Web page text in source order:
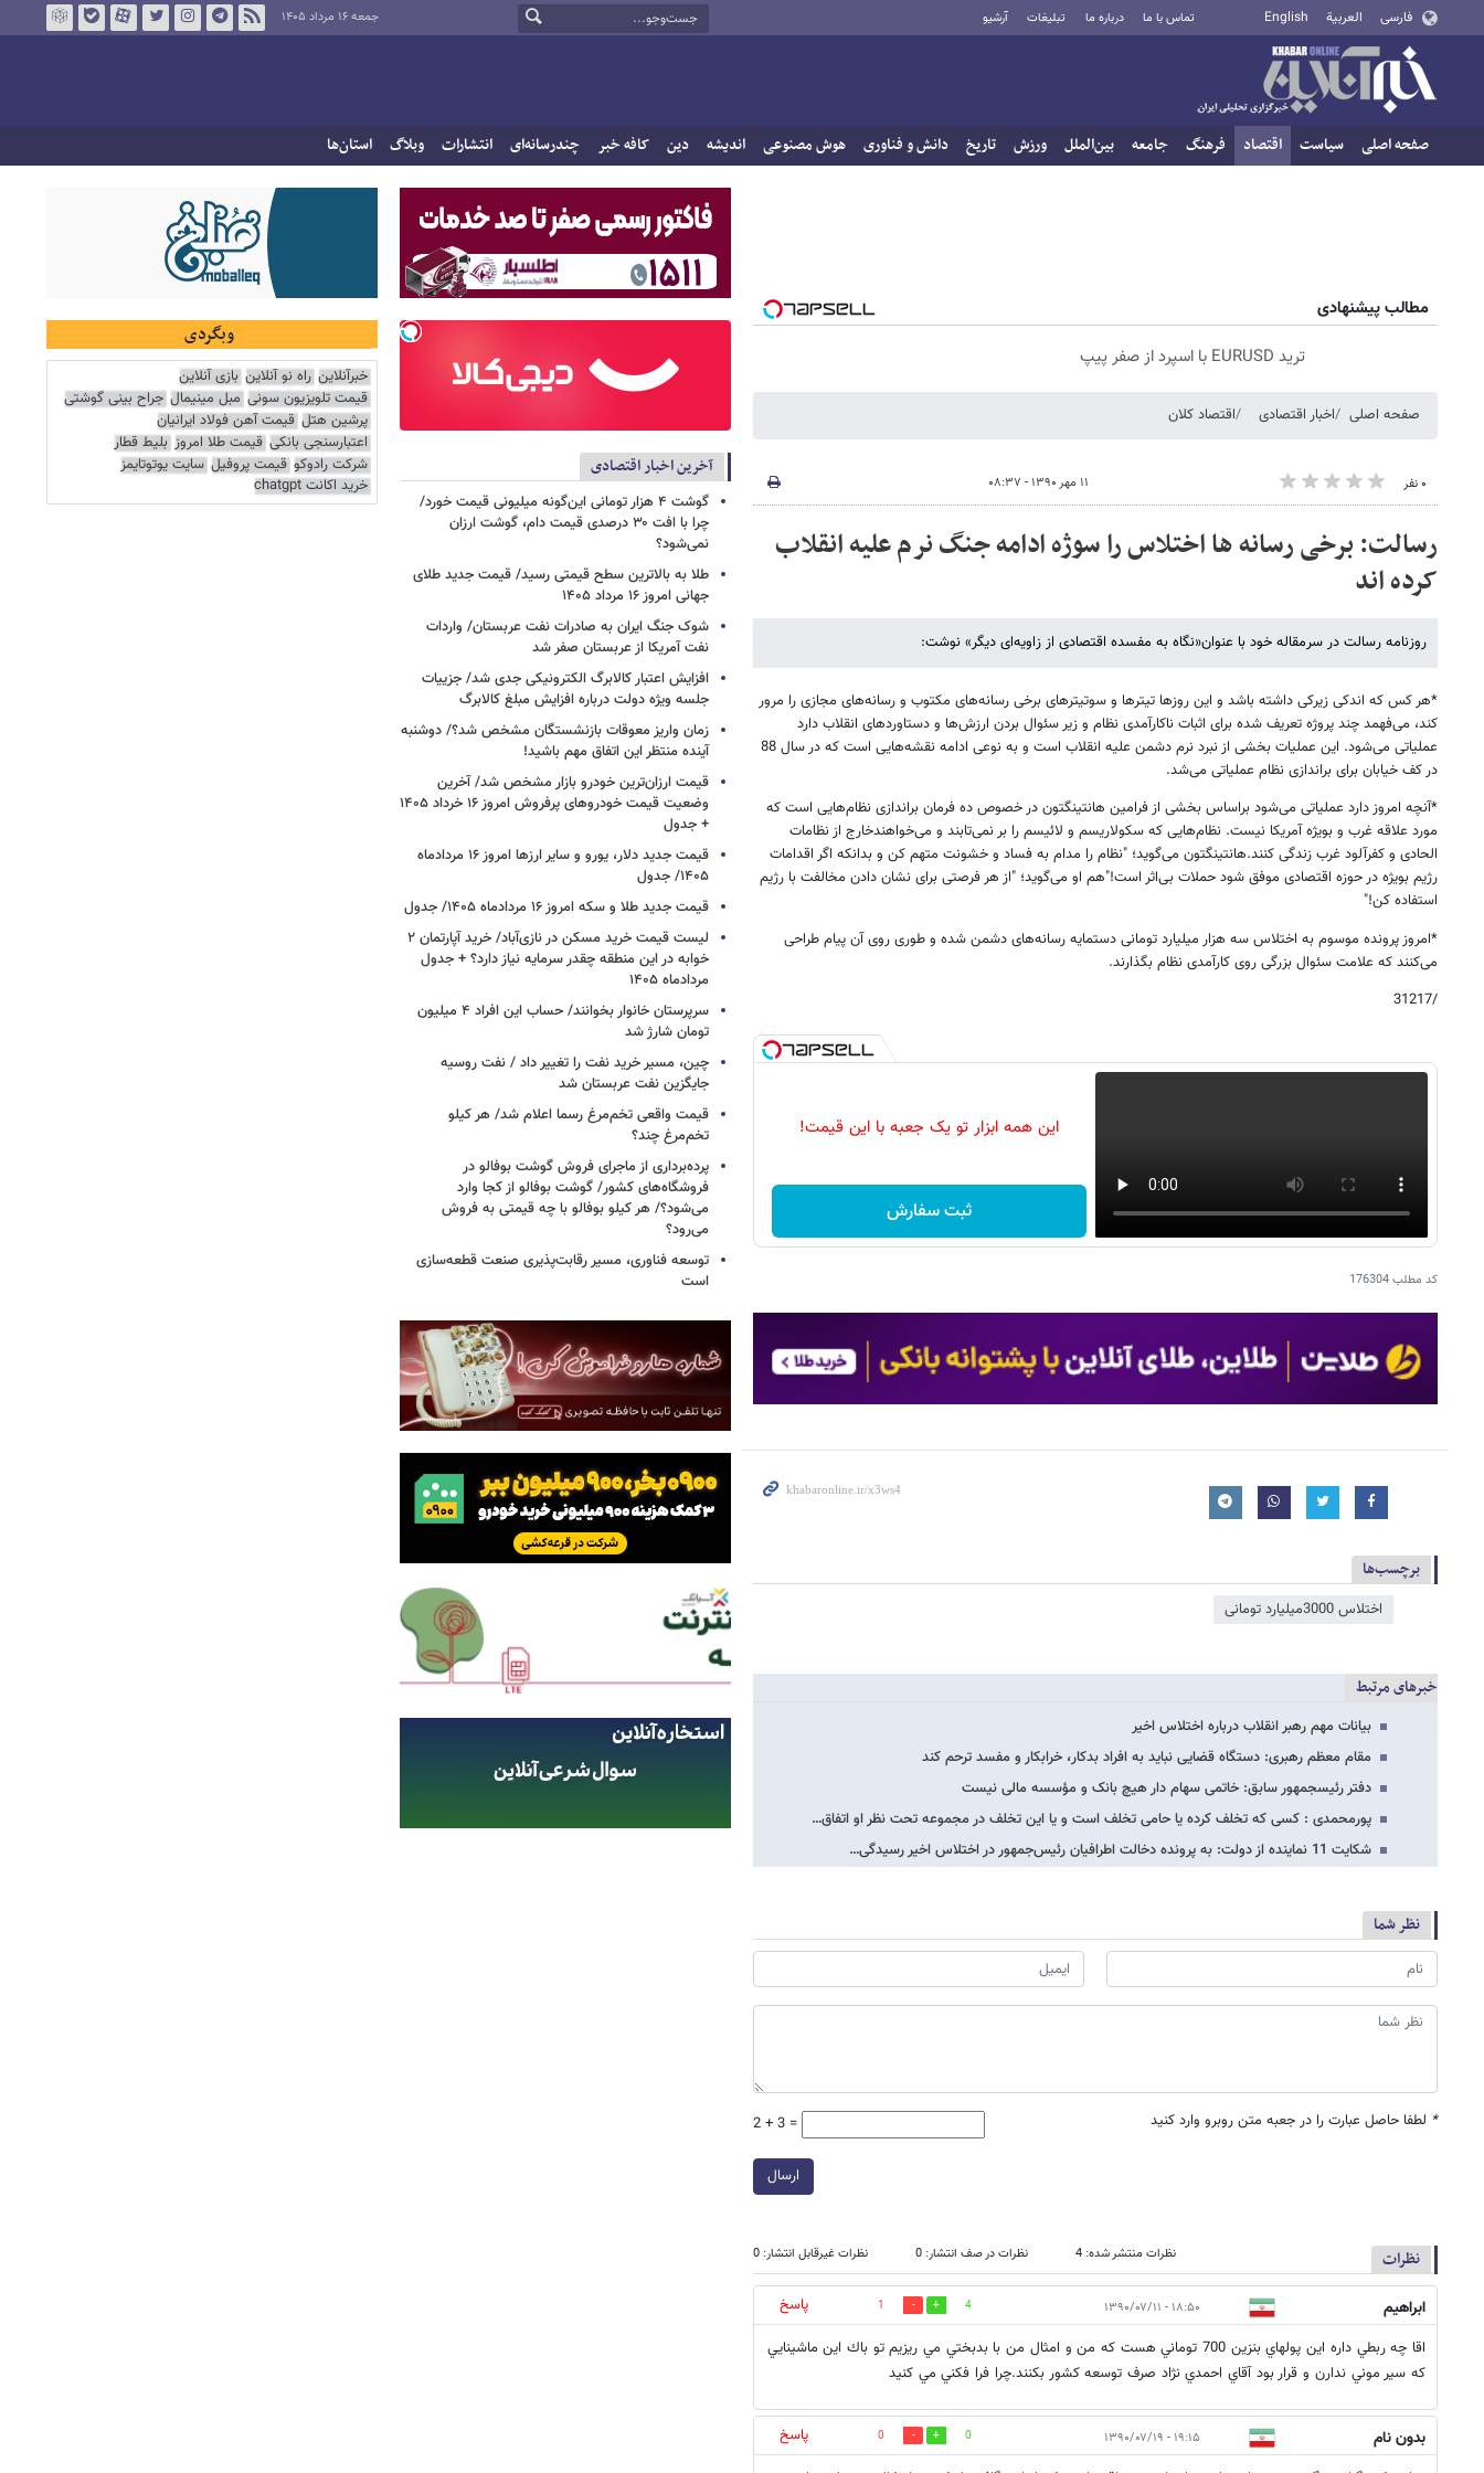
فارسی العربية English تماس با ما درباره ما تبلیغات آرشیو جمعه ۱۶ مرداد ۱۴۰۵
صفحه اصلی سیاست اقتصاد فرهنگ جامعه بین‌الملل ورزش تاریخ دانش و فناوری هوش مصنوعی اندیشه دین کافه خبر چندرسانه‌ای انتشارات وبلاگ استان‌ها
مطالب پیشنهادی
ترید EURUSD با اسپرد از صفر پیپ
صفحه اصلی اخبار اقتصادی اقتصاد کلان
۰ نفر ۱۱ مهر ۱۳۹۰ - ۰۸:۳۷
رسالت: برخی رسانه ها اختلاس را سوژه ادامه جنگ نرم علیه انقلاب
کرده اند
روزنامه رسالت در سرمقاله خود با عنوان«نگاه به مفسده اقتصادی از زاویه‌ای دیگر» نوشت:
*هر کس که اندکی زیرکی داشته باشد و این روزها تیترها و سوتیترهای برخی رسانه‌های مکتوب و رسانه‌های مجازی را مرور
کند، می‌فهمد چند پروژه تعریف شده برای اثبات ناکارآمدی نظام و زیر سئوال بردن ارزش‌ها و دستاوردهای انقلاب دارد
عملیاتی می‌شود. این عملیات بخشی از نبرد نرم دشمن علیه انقلاب است و به نوعی ادامه نقشه‌هایی است که در سال 88
در کف خیابان‌ برای براندازی نظام عملیاتی می‌شد.
*آنچه امروز دارد عملیاتی می‌شود براساس بخشی از فرامین‌ هانتینگتون در خصوص ده فرمان براندازی نظام‌هایی است که
مورد علاقه غرب و بویژه آمریکا نیست. نظام‌هایی که سکولاریسم و لائیسم را بر نمی‌تابند و می‌خواهندخارج از نظامات
الحادی و کفرآلود غرب زندگی کنند.هانتینگتون می‌گوید؛ "نظام را مدام به فساد و خشونت متهم کن و بدانکه اگر اقدامات
رژیم بویژه در حوزه اقتصادی موفق شود حملات بی‌اثر است!"هم او می‌گوید؛ "از هر فرصتی برای نشان دادن مخالفت با رژیم
استفاده کن!"
*امروز پرونده موسوم به اختلاس سه هزار میلیارد تومانی دستمایه رسانه‌های دشمن شده و طوری روی آن پیام طراحی
می‌کنند که علامت سئوال بزرگی روی کارآمدی نظام بگذارند.
/31217
این همه ابزار تو یک جعبه با این قیمت!
ثبت سفارش
کد مطلب176304
برچسب‌ها
اختلاس 3000میلیارد تومانی
خبرهای مرتبط
بیانات مهم رهبر انقلاب درباره اختلاس اخیر
مقام معظم رهبری: دستگاه قضایی نباید به افراد بدکار، خرابکار و مفسد ترحم کند
دفتر رئیس​جمهور سابق: خاتمی سهام دار هیچ بانک و مؤسسه مالی نیست
پورمحمدی : کسی که تخلف کرده یا حامی تخلف است و یا این تخلف در مجموعه تحت نظر او اتفاق…
شکایت 11 نماینده از دولت: به پرونده دخالت اطرافیان رئیس‌جمهور در اختلاس اخیر رسیدگی…
نظر شما
* لطفا حاصل عبارت را در جعبه متن روبرو وارد کنید 2 + 3 =
ارسال
نظرات نظرات منتشر شده: 4 نظرات در صف انتشار: 0 نظرات غیرقابل انتشار: 0
ابراهيم ۱۸:۵۰ - ۱۳۹۰/۰۷/۱۱ 4
1
پاسخ
اقا چه ربطي داره اين پولهاي بنزين 700 توماني هست كه من و امثال من با بدبختي مي ريزيم تو باك اين ماشينايي
كه سير موني ندارن و قرار بود آقاي احمدي نژاد صرف توسعه كشور بكنند.چرا فرا فكني مي كنيد
بدون نام ۱۹:۱۵ - ۱۳۹۰/۰۷/۱۹ 0
0
پاسخ
آخرین اخبار اقتصادی
گوشت ۴ هزار تومانی این‌گونه میلیونی قیمت خورد/
چرا با افت ۳۰ درصدی قیمت دام، گوشت ارزان
نمی‌شود؟
طلا به بالاترین سطح قیمتی رسید/ قیمت جدید طلای
جهانی امروز ۱۶ مرداد ۱۴۰۵
شوک جنگ ایران به صادرات نفت عربستان/ واردات
نفت آمریکا از عربستان صفر شد
افزایش اعتبار کالابرگ الکترونیکی جدی شد/ جزییات
جلسه ویژه دولت درباره افزایش مبلغ کالابرگ
زمان واریز معوقات بازنشستگان مشخص شد؟/ دوشنبه
آینده منتظر این اتفاق مهم باشید!
قیمت ارزان‌ترین خودرو بازار مشخص شد/ آخرین
وضعیت قیمت خودروهای پرفروش امروز ۱۶ خرداد ۱۴۰۵
+ جدول
قیمت جدید دلار، یورو و سایر ارزها امروز ۱۶ مردادماه
۱۴۰۵/ جدول
قیمت جدید طلا و سکه امروز ۱۶ مردادماه ۱۴۰۵/ جدول
لیست قیمت خرید مسکن در نازی‌آباد/ خرید آپارتمان ۲
خوابه در این منطقه چقدر سرمایه نیاز دارد؟ + جدول
مردادماه ۱۴۰۵
سرپرستان خانوار بخوانند/ حساب این افراد ۴ میلیون
تومان شارژ شد
چین، مسیر خرید نفت را تغییر داد / نفت روسیه
جایگزین نفت عربستان شد
قیمت واقعی تخم‌مرغ رسما اعلام شد/ هر کیلو
تخم‌مرغ چند؟
پرده‌برداری از ماجرای فروش گوشت بوفالو در
فروشگاه‌های کشور/ گوشت بوفالو از کجا وارد
می‌شود؟/ هر کیلو بوفالو با چه قیمتی به فروش
می‌رود؟
توسعه فناوری، مسیر رقابت‌پذیری صنعت قطعه‌سازی
است
وبگردی
خبرآنلاین راه نو آنلاین بازی آنلاین
قیمت تلویزیون سونی مبل مینیمال جراح بینی گوشتی
پرشین هتل قیمت آهن فولاد ایرانیان
اعتبارسنجی بانکی قیمت طلا امروز بلیط قطار
شرکت رادوکو قیمت پروفیل سایت یوتوتایمز
خرید اکانت chatgpt